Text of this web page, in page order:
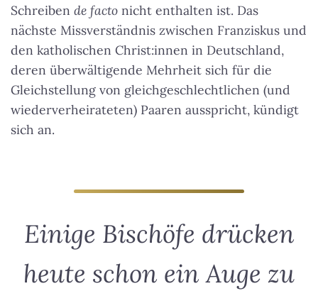
Schreiben de facto nicht enthalten ist. Das
nächste Missverständnis zwischen Franziskus und
den katholischen Christ:innen in Deutschland,
deren überwältigende Mehrheit sich für die
Gleichstellung von gleichgeschlechtlichen (und
wiederverheirateten) Paaren ausspricht, kündigt
sich an.
Einige Bischöfe drücken
heute schon ein Auge zu